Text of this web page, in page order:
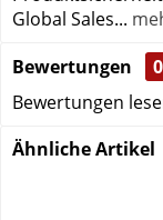
Global Sales...
Bewertungen
0
Bewertungen
Ähnliche Artikel